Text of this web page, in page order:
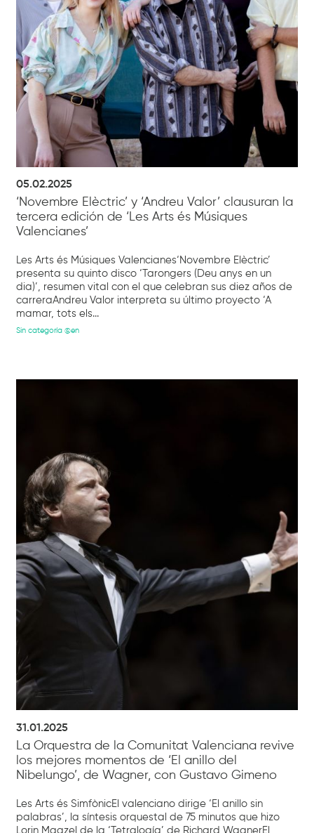
05.02.2025
‘Novembre Elèctric’ y ‘Andreu Valor’ clausuran la
tercera edición de ‘Les Arts és Músiques
Valencianes’
Les Arts és Músiques Valencianes‘Novembre Elèctric’
presenta su quinto disco ‘Tarongers (Deu anys en un
dia)’, resumen vital con el que celebran sus diez años de
carreraAndreu Valor interpreta su último proyecto ‘A
mamar, tots els...
Sin categoría @en
31.01.2025
La Orquestra de la Comunitat Valenciana revive
los mejores momentos de ‘El anillo del
Nibelungo’, de Wagner, con Gustavo Gimeno
Les Arts és SimfònicEl valenciano dirige ‘El anillo sin
palabras’, la síntesis orquestal de 75 minutos que hizo
Lorin Maazel de la ‘Tetralogía’ de Richard WagnerEl